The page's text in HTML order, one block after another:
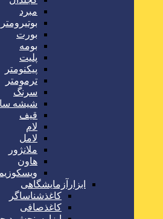
مبرد
بوتیرومتر
بورت
بومه
پلیت
پیکنومتر
ترمومتر
سرنگ
شیشه
قیف
لام
لامل
ملانژور
هاون
ابزارآزمایشگاهی
کاغذشناساگر
کاغذصافی